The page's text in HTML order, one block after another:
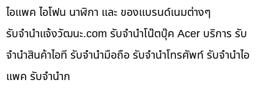
ไอแพค ไอโฟน นาฬิกา และ ของแบรนด์เนมต่างๆ
รับจํานําแจ้งวัฒนะ.com รับจำนำโน๊ตบุ๊ค Acer บริการ รับ
จำนำสินค้าไอที รับจำนำมือถือ รับจำนำโทรศัพท์ รับจำนำไอ
แพค รับจำนำก